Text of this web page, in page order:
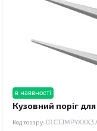
в наявності
Кузовний поріг
Код товару: